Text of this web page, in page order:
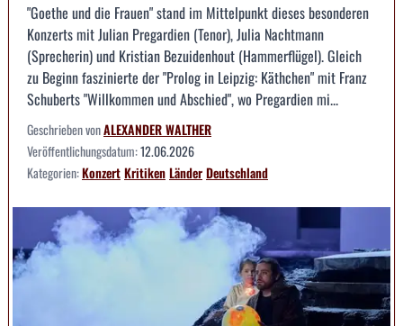
"Goethe und die Frauen" stand im Mittelpunkt dieses besonderen
Konzerts mit Julian Pregardien (Tenor), Julia Nachtmann
(Sprecherin) und Kristian Bezuidenhout (Hammerflügel). Gleich
zu Beginn faszinierte der "Prolog in Leipzig: Käthchen" mit Franz
Schuberts "Willkommen und Abschied", wo Pregardien mi...
Geschrieben vonALEXANDER WALTHER
Veröffentlichungsdatum:12.06.2026
Kategorien:KonzertKritikenLänderDeutschland